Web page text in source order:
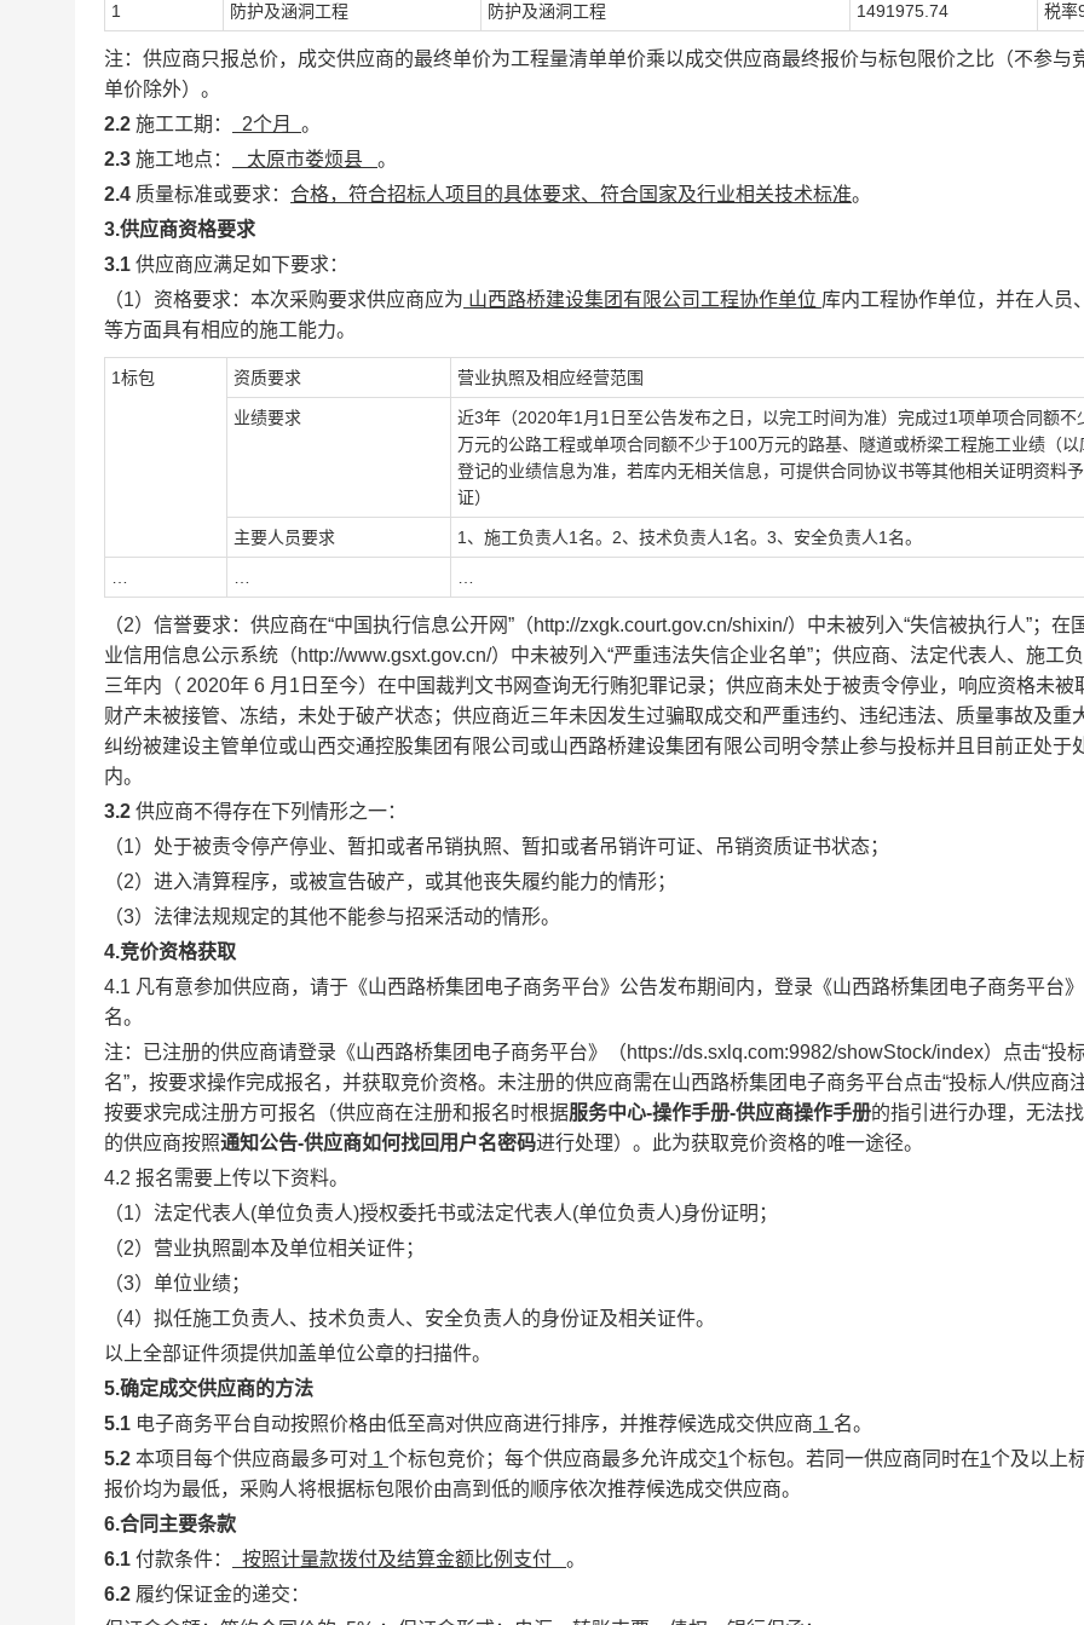
1 防护及涵洞工程 防护及涵洞工程 1491975.74 税率
注：供应商只报总价，成交供应商的最终单价为工程量清单单价乘以成交供应商最终报价与标包限价之比（不参与
单价除外）。
2.2 施工工期 ： 2个月 。
2.3 施工地点： 太原市娄烦县 。
2.4 质量标准或要求 ： 合格，符合招标人项目的具体要求、符合国家及行业相关技术标准。
3.供应商资格要求
3.1 供应商应满足如下要求：
（1）资格要求：本次采购要求供应商应为 山西路桥建设集团有限公司工程协作单位 库内工程协作单位，并在人员
等方面具有相应的施工能力。
1标包 资质要求 营业执照及相应经营范围
业绩要求
近3年（2020年1月1日至公告发布之日，以完工时间为准）完成过1项单项合同额不
万元的公路工程或单项合同额不少于100万元的路基、隧道或桥梁工程施工业绩（以
登记的业绩信息为准，若库内无相关信息，可提供合同协议书等其他相关证明资料
证）
主要人员要求 1、施工负责人1名。2、技术负责人1名。3、安全负责人1名。
（2） 信誉要求： 供应商在“中国执行信息公开网”（http://zxgk.court.gov.cn/shixin/）中未被列入“失信被执行人”；在
业信用信息公示系统（http://www.gsxt.gov.cn/）中未被列入“严重违法失信企业名单”；供应商、法定代表人、施工
三年内（ 2020年 6 月1日至今）在中国裁判文书网查询无行贿犯罪记录；供应商未处于被责令停业，响应资格未被
财产未被接管、冻结，未处于破产状态；供应商近三年未因发生过骗取成交和严重违约、违纪违法、质量事故及重
纠纷被建设主管单位或山西交通控股集团有限公司或山西路桥建设集团有限公司明令禁止参与投标并且目前正处于
内。
3.2 供应商不得存在下列情形之一：
（1）处于被责令停产停业、暂扣或者吊销执照、暂扣或者吊销许可证、吊销资质证书状态；
（2）进入清算程序，或被宣告破产，或其他丧失履约能力的情形；
（3） 法律法规规定的其他不能参与招采活动的情形。
4.竞价资格获取
4.1 凡有意参加供应商，请于《山西路桥集团电子商务平台》公告发布期间内，登录《山西路桥集团电子商务平台
名。
注：已注册的供应商请登录《山西路桥集团电子商务平台》（https://ds.sxlq.com:9982/showStock/index）点击“投
名”，按要求操作完成报名，并获取竞价资格。未注册的供应商需在山西路桥集团电子商务平台点击“投标人/供应商
按要求完成注册方可报名（供应商在注册和报名时根据服务中心-操作手册-供应商操作手册的指引进行办理，无法
的供应商按照通知公告-供应商如何找回用户名密码进行处理）。此为获取竞价资格的唯一途径。
4.2 报名需要上传以下资料。
（1）法定代表人(单位负责人)授权委托书或法定代表人(单位负责人)身份证明；
（2）营业执照副本及单位相关证件；
（3）单位业绩；
（4）拟任施工负责人、技术负责人、安全负责人的身份证及相关证件。
以上全部证件须提供加盖单位公章的扫描件。
5.确定成交供应商的方法
5.1 电子商务平台自动按照价格由低至高对供应商进行排序，并推荐候选成交供应商 1 名。
5.2 本项目每个供应商最多可对 1 个标包竞价；每个供应商最多允许成交1个标包。若同一供应商同时在1个及以上
报价均为最低，采购人将根据标包限价由高到低的顺序依次推荐候选成交供应商。
6.合同主要条款
6.1 付款条件： 按照计量款拨付及结算金额比例支付 。
6.2 履约保证金的递交：